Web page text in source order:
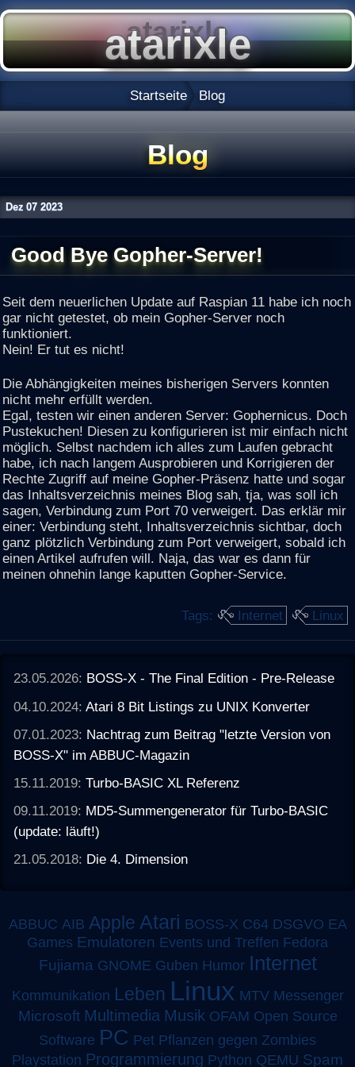
Startseite Blog
Blog
Dez 07 2023
Good Bye Gopher-Server!
Seit dem neuerlichen Update auf Raspian 11 habe ich noch
gar nicht getestet, ob mein Gopher-Server noch
funktioniert.
Nein! Er tut es nicht!
Die Abhängigkeiten meines bisherigen Servers konnten
nicht mehr erfüllt werden.
Egal, testen wir einen anderen Server: Gophernicus. Doch
Pustekuchen! Diesen zu konfigurieren ist mir einfach nicht
möglich. Selbst nachdem ich alles zum Laufen gebracht
habe, ich nach langem Ausprobieren und Korrigieren der
Rechte Zugriff auf meine Gopher-Präsenz hatte und sogar
das Inhaltsverzeichnis meines Blog sah, tja, was soll ich
sagen, Verbindung zum Port 70 verweigert. Das erklär mir
einer: Verbindung steht, Inhaltsverzeichnis sichtbar, doch
ganz plötzlich Verbindung zum Port verweigert, sobald ich
einen Artikel aufrufen will. Naja, das war es dann für
meinen ohnehin lange kaputten Gopher-Service.
Tags: Internet Linux
23.05.2026: BOSS-X - The Final Edition - Pre-Release
04.10.2024:Atari 8 Bit Listings zu UNIX Konverter
07.01.2023: Nachtrag zum Beitrag "letzte Version von
BOSS-X" im ABBUC-Magazin
15.11.2019:Turbo-BASIC XL Referenz
09.11.2019: MD5-Summengenerator für Turbo-BASIC
(update: läuft!)
21.05.2018: Die 4. Dimension
ABBUC AIB Apple Atari BOSS-X C64 DSGVO EA
Games Emulatoren Events und Treffen Fedora
Fujiama GNOME Guben Humor Internet
Kommunikation Leben Linux MTV Messenger
Microsoft Multimedia Musik OFAM Open Source
Software PC Pet Pflanzen gegen Zombies
Playstation Programmierung Python QEMU Spam